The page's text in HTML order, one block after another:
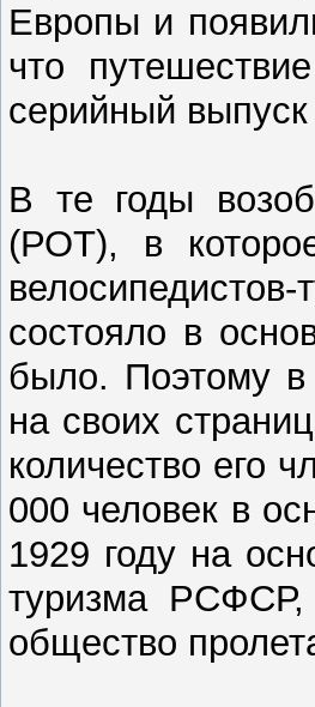
Европы и
что
серийный
В те годы
(РОТ), в
состояло в
было. Поэтому в
на своих
количество его
000 человек в
1929 году на
туризма
общество